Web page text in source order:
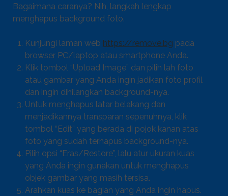
Bagaimana caranya? Nih, langkah lengkap
menghapus background foto.
Kunjungi laman web https://remove.bg pada
browser PC/laptop atau smartphone Anda.
Klik tombol “Upload Image” dan pilih lah foto
atau gambar yang Anda ingin jadikan foto profil
dan ingin dihilangkan background-nya.
Untuk menghapus latar belakang dan
menjadikannya transparan sepenuhnya, klik
tombol “Edit” yang berada di pojok kanan atas
foto yang sudah terhapus background-nya.
Pilih opsi “Eras/Restore”, lalu atur ukuran kuas
yang Anda ingin gunakan untuk menghapus
objek gambar yang masih tersisa.
Arahkan kuas ke bagian yang Anda ingin hapus.